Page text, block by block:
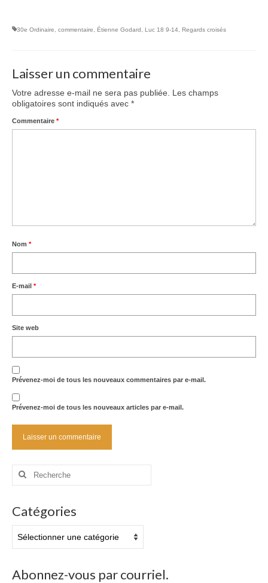
30e Ordinaire commentaire Étienne Godard Luc 18 9-14 Regards croisés
Laisser un commentaire
Votre adresse e-mail ne sera pas publiée.
Les champs
obligatoires sont indiqués avec *
Commentaire *
Nom *
E-mail *
Site web
Prévenez-moi de tous les nouveaux commentaires par e-mail.
Prévenez-moi de tous les nouveaux articles par e-mail.
Rechercher
Catégories
Abonnez-vous par courriel.